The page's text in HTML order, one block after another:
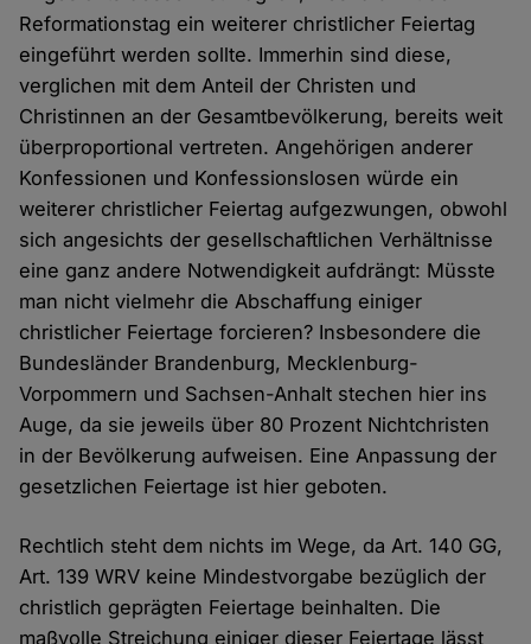
Reformationstag ein weiterer christlicher Feiertag
eingeführt werden sollte. Immerhin sind diese,
verglichen mit dem Anteil der Christen und
Christinnen an der Gesamtbevölkerung, bereits weit
überproportional vertreten. Angehörigen anderer
Konfessionen und Konfessionslosen würde ein
weiterer christlicher Feiertag aufgezwungen, obwohl
sich angesichts der gesellschaftlichen Verhältnisse
eine ganz andere Notwendigkeit aufdrängt: Müsste
man nicht vielmehr die Abschaffung einiger
christlicher Feiertage forcieren? Insbesondere die
Bundesländer Brandenburg, Mecklenburg-
Vorpommern und Sachsen-Anhalt stechen hier ins
Auge, da sie jeweils über 80 Prozent Nichtchristen
in der Bevölkerung aufweisen. Eine Anpassung der
gesetzlichen Feiertage ist hier geboten.
Rechtlich steht dem nichts im Wege, da Art. 140 GG,
Art. 139 WRV keine Mindestvorgabe bezüglich der
christlich geprägten Feiertage beinhalten. Die
maßvolle Streichung einiger dieser Feiertage lässt